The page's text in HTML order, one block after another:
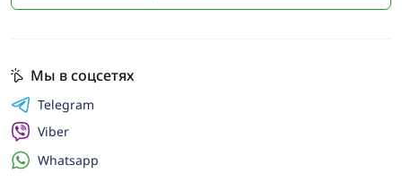
Мы в соцсетях
Telegram
Viber
Whatsapp